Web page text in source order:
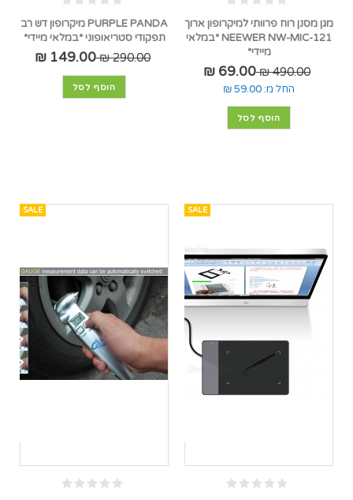
מגן מסנן רוח פרוותי למיקרופון ארוך
NEEWER NW-MIC-121 *במלאי
מיידי*
490.00 ₪
69.00 ₪
החל מ: 59.00 ₪
הוסף לסל
PURPLE PANDA מיקרופון דש רב
תפקודי סטריאופוני *במלאי מיידי*
290.00 ₪
149.00 ₪
הוסף לסל
SALE
SALE